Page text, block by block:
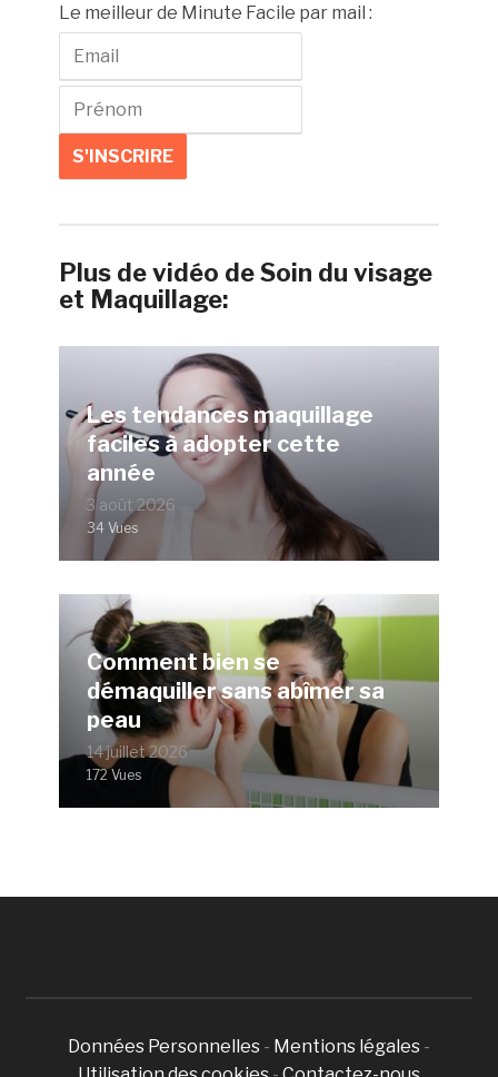
Le meilleur de Minute Facile par mail :
Plus de vidéo de Soin du visage
et Maquillage:
Les tendances maquillage
faciles à adopter cette
année
3 août 2026
34 Vues
Comment bien se
démaquiller sans abîmer sa
peau
14 juillet 2026
172 Vues
Données Personnelles - Mentions légales -